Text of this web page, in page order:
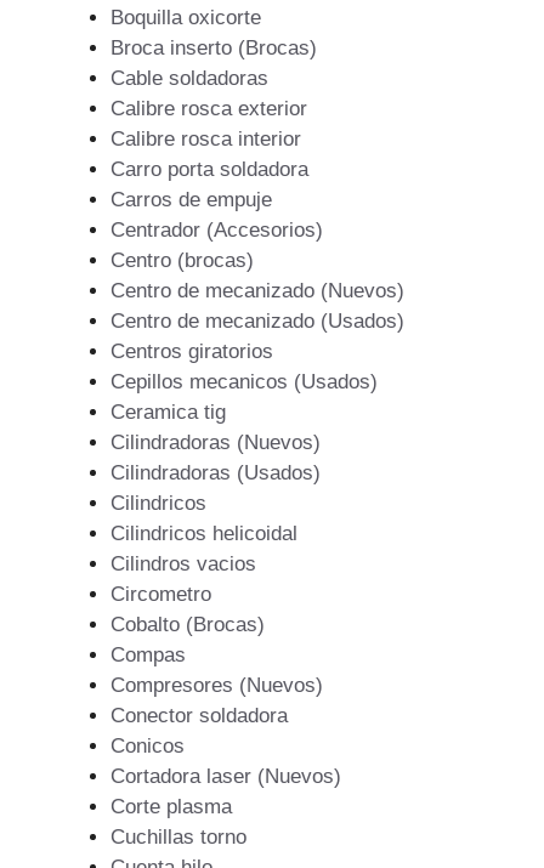
Boquilla oxicorte
Broca inserto (Brocas)
Cable soldadoras
Calibre rosca exterior
Calibre rosca interior
Carro porta soldadora
Carros de empuje
Centrador (Accesorios)
Centro (brocas)
Centro de mecanizado (Nuevos)
Centro de mecanizado (Usados)
Centros giratorios
Cepillos mecanicos (Usados)
Ceramica tig
Cilindradoras (Nuevos)
Cilindradoras (Usados)
Cilindricos
Cilindricos helicoidal
Cilindros vacios
Circometro
Cobalto (Brocas)
Compas
Compresores (Nuevos)
Conector soldadora
Conicos
Cortadora laser (Nuevos)
Corte plasma
Cuchillas torno